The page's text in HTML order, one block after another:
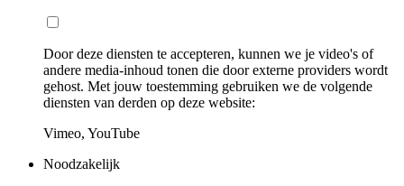
Door deze diensten te accepteren, kunnen we je video's of
andere media-inhoud tonen die door externe providers wordt
gehost. Met jouw toestemming gebruiken we de volgende
diensten van derden op deze website:
Vimeo, YouTube
Noodzakelijk